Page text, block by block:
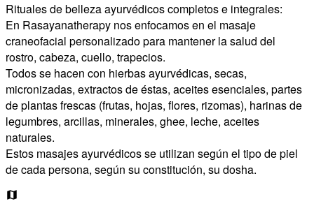
Rituales de belleza ayurvédicos completos e integrales:
En Rasayanatherapy nos enfocamos en el masaje
craneofacial personalizado para mantener la salud del
rostro, cabeza, cuello, trapecios.
Todos se hacen con hierbas ayurvédicas, secas,
micronizadas, extractos de éstas, aceites esenciales, partes
de plantas frescas (frutas, hojas, flores, rizomas), harinas de
legumbres, arcillas, minerales, ghee, leche, aceites
naturales.
Estos masajes ayurvédicos se utilizan según el tipo de piel
de cada persona, según su constitución, su dosha.